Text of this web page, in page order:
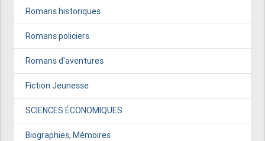
Romans historiques
Romans policiers
Romans d'aventures
Fiction Jeunesse
SCIENCES ÉCONOMIQUES
Biographies, Mémoires